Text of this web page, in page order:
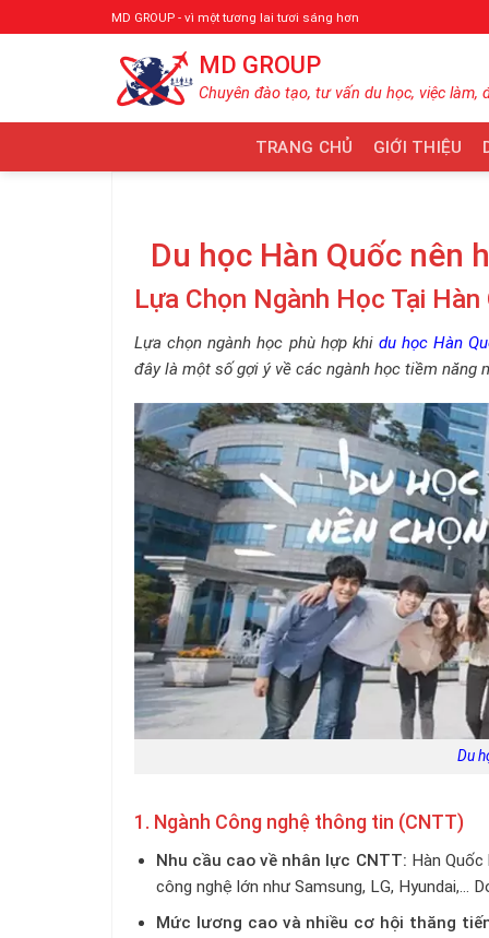
qua
MD GROUP - vì một tương lai tươi sáng hơn
MD GROUP
Chuyên đào tạo, tư vấn du học, việc làm,
TRANG CHỦ GIỚI THIỆU
Du học Hàn Quốc nên
Lựa Chọn Ngành Học Tại Hàn
Lựa chọn ngành học phù hợp khi du học Hàn
đây là một số gợi ý về các ngành học tiềm năng
Du
1. Ngành Công nghệ thông tin (CNTT)
Nhu cầu cao về nhân lực CNTT: Hàn
công nghệ lớn như Samsung, LG, Hyundai,…
Mức lương cao và nhiều cơ hội thăng